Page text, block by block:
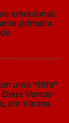
mais
chamam
American
Apesar
emocional:
primeira
uma “Rifa”
Vencer
em Várzea